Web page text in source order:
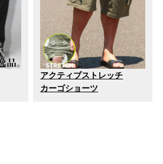
アクティブストレッチ
カーゴショーツ